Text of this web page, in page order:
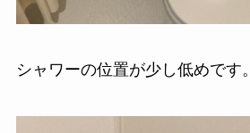
シャワーの位置が少し低めです。